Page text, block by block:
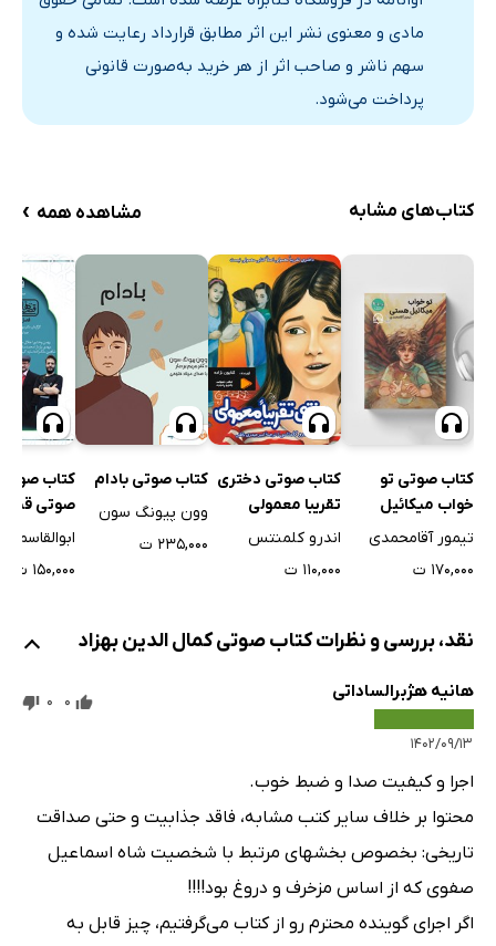
مادی و معنوی نشر این اثر مطابق قرارداد رعایت شده و
سهم ناشر و صاحب اثر از هر خرید به‌صورت قانونی
پرداخت می‌شود.
کتاب‌های مشابه مشاهده همه ›
کتاب صوتی تو
خواب میکائیل
هستی
تیمور آقامحمدی
۱۷۰,۰۰۰ ت
کتاب صوتی دختری
تقریبا معمولی
اندرو کلمنتس
۱۱۰,۰۰۰ ت
کتاب صوتی بادام
وون پیونگ سون
۲۳۵,۰۰۰ ت
کتاب
صوتی
شیرین
ابوالقاسم
۱۵۰,۰۰۰ ت
نقد، بررسی و نظرات کتاب صوتی کمال الدین بهزاد
هانیه هژبرالساداتی
۱۴۰۲/۰۹/۱۳
0
0
اجرا و کیفیت صدا و ضبط خوب.
محتوا بر خلاف سایر کتب مشابه، فاقد جذابیت و حتی صداقت
تاریخی: بخصوص بخشهای مرتبط با شخصیت شاه اسماعیل
صفوی که از اساس مزخرف و دروغ بود!!!!
اگر اجرای گوینده محترم رو از کتاب می‌گرفتیم، چیز قابل به